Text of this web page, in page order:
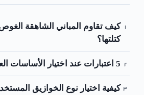
كيف تقاوم المباني الشاهقة
كتلتها؟
5 اعتبارات عند اختيار الأساسات العميقة (الخوازيق)
كيفية اختيار نوع الخوازيق